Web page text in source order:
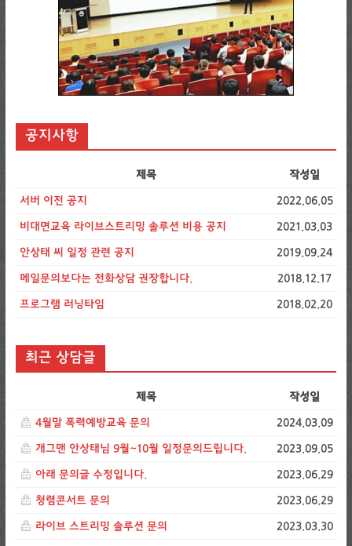
공지사항
제목 작성일
서버 이전 공지 2022.06.05
비대면교육 라이브스트리밍 솔루션 비용 공지 2021.03.03
안상태 씨 일정 관련 공지 2019.09.24
메일문의보다는 전화상담 권장합니다. 2018.12.17
프로그램 러닝타임 2018.02.20
최근 상담글
제목 작성일
4월말 폭력예방교육 문의 2024.03.09
개그맨 안상태님 9월~10월 일정문의드립니다. 2023.09.05
아래 문의글 수정입니다. 2023.06.29
청렴콘서트 문의 2023.06.29
라이브 스트리밍 솔루션 문의 2023.03.30